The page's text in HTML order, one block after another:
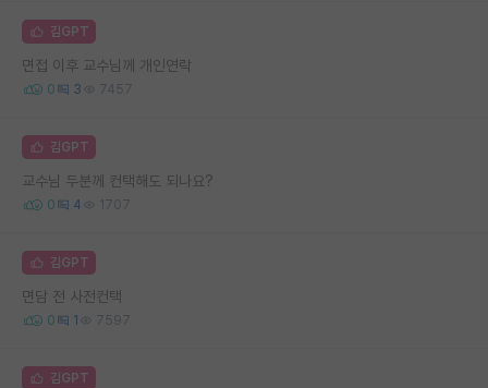
김GPT
면접 이후 교수님께 개인연락
0 3 7457
김GPT
교수님 두분께 컨택해도 되나요?
0 4 1707
김GPT
면담 전 사전컨택
0 1 7597
김GPT